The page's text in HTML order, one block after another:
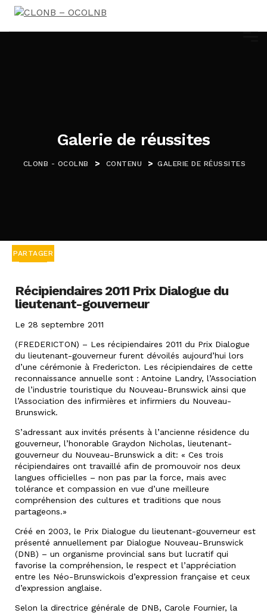
Galerie de réussites
CLONB - OCOLNB > CONTENU > GALERIE DE RÉUSSITES
PARTAGER
Récipiendaires 2011 Prix Dialogue du
lieutenant-gouverneur
Le 28 septembre 2011
(FREDERICTON) – Les récipiendaires 2011 du Prix Dialogue
du lieutenant-gouverneur furent dévoilés aujourd’hui lors
d’une cérémonie à Fredericton. Les récipiendaires de cette
reconnaissance annuelle sont : Antoine Landry, l’Association
de l’industrie touristique du Nouveau-Brunswick ainsi que
l’Association des infirmières et infirmiers du Nouveau-
Brunswick.
S’adressant aux invités présents à l’ancienne résidence du
gouverneur, l’honorable Graydon Nicholas, lieutenant-
gouverneur du Nouveau-Brunswick a dit: « Ces trois
récipiendaires ont travaillé afin de promouvoir nos deux
langues officielles – non pas par la force, mais avec
tolérance et compassion en vue d’une meilleure
compréhension des cultures et traditions que nous
partageons.»
Créé en 2003, le Prix Dialogue du lieutenant-gouverneur est
présenté annuellement par Dialogue Nouveau-Brunswick
(DNB) – un organisme provincial sans but lucratif qui
favorise la compréhension, le respect et l’appréciation
entre les Néo-Brunswickois d’expression française et ceux
d’expression anglaise.
Selon la directrice générale de DNB, Carole Fournier, la